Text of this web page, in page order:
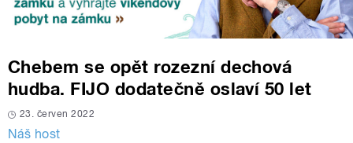
Chebem se opět rozezní dechová
hudba. FIJO dodatečně oslaví 50 let
23. červen 2022
Náš host